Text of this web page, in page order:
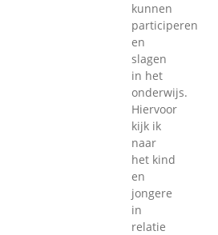
kunnen
participeren
en
slagen
in het
onderwijs.
Hiervoor
kijk ik
naar
het kind
en
jongere
in
relatie